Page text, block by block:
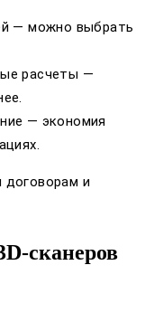
— можно выбрать
расчеты —
— экономия
договорам и
сканеров